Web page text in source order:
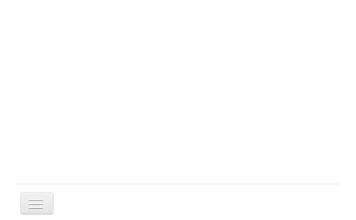
Alternar